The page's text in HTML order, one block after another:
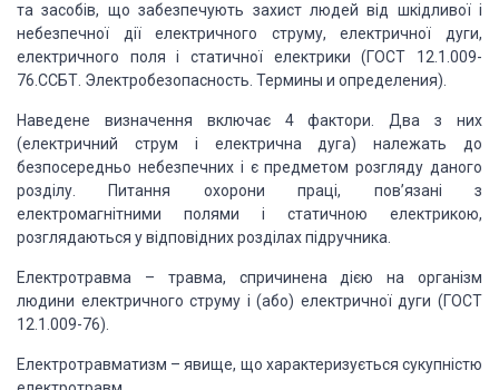
та засобів, що забезпечують захист людей від шкідливої і
небезпечної дії електричного струму, електричної дуги,
електричного поля і статичної електрики (ГОСТ 12.1.009-
76.ССБТ. Электробезопасность. Термины и определения).
Наведене визначення включає 4 фактори. Два з них
(електричний струм і електрична дуга) належать до
безпосередньо небезпечних і є предметом розгляду даного
розділу. Питання охорони праці, пов’язані з
електромагнітними полями і статичною електрикою,
розглядаються у відповідних розділах підручника.
Електротравма – травма, спричинена дією на організм
людини електричного струму і (або) електричної дуги (ГОСТ
12.1.009-76).
Електротравматизм – явище, що характеризується сукупністю